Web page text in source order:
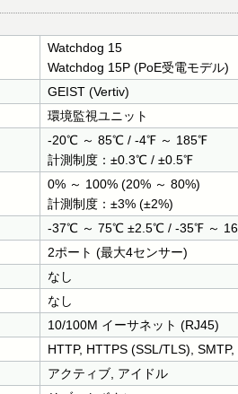
Watchdog 15
Watchdog 15P (PoE受電モデル)
GEIST (Vertiv)
環境監視ユニット
-20℃ ～ 85℃ / -4℉ ～ 185℉
計測制度：±0.3℃ / ±0.5℉
0% ～ 100% (20% ～ 80%)
計測制度：±3% (±2%)
-37℃ ～ 75℃ ±2.5℃ / -35℉ ～
2ポート (最大4センサー)
なし
なし
10/100M イーサネット (RJ45)
HTTP, HTTPS (SSL/TLS),
アクティブ, アイドル